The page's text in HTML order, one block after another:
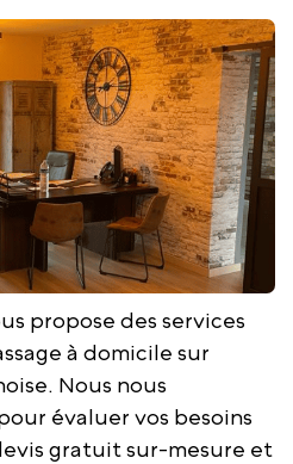
propose des services
à domicile sur
Nous nous
évaluer vos besoins
gratuit sur-mesure et